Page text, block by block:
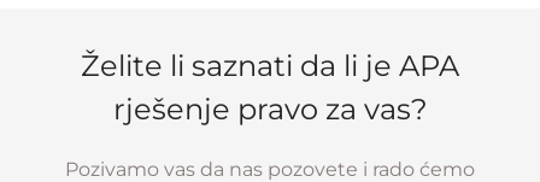
Želite li saznati da li je APA
rješenje pravo za vas?
Pozivamo vas da nas pozovete i rado ćemo